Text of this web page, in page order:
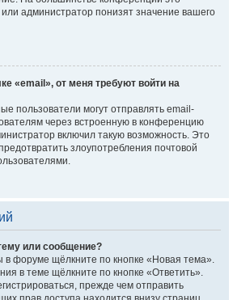
администратор понизят значение вашего
«email», от меня требуют войти на
пользователи могут отправлять email-
через встроенную в конференцию
включил такую возможность. Это
злоупотребления почтовой
или сообщение?
в форуме щёлкните по кнопке «Новая тема».
в теме щёлкните по кнопке «Ответить».
прежде чем отправить